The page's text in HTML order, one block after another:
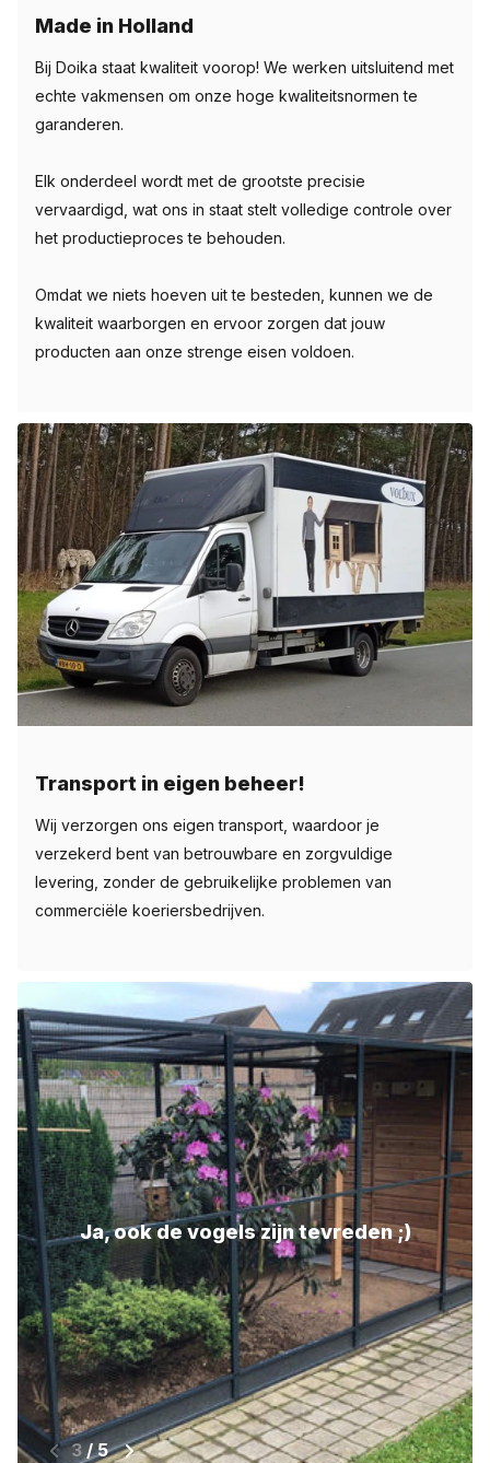
Made in Holland
Bij Doika staat kwaliteit voorop! We werken uitsluitend met
echte vakmensen om onze hoge kwaliteitsnormen te
garanderen.
Elk onderdeel wordt met de grootste precisie
vervaardigd, wat ons in staat stelt volledige controle over
het productieproces te behouden.
Omdat we niets hoeven uit te besteden, kunnen we de
kwaliteit waarborgen en ervoor zorgen dat jouw
producten aan onze strenge eisen voldoen.
Transport in eigen beheer!
Wij verzorgen ons eigen transport, waardoor je
verzekerd bent van betrouwbare en zorgvuldige
levering, zonder de gebruikelijke problemen van
commerciële koeriersbedrijven.
Lekker gezellig bij de kippen zitten ;)
4 / 5